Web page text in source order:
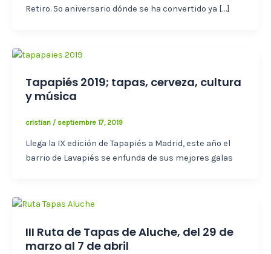
Retiro. 5º aniversario dónde se ha convertido ya […]
Tapapiés 2019; tapas, cerveza, cultura
y música
cristian / septiembre 17, 2019
Llega la IX edición de Tapapiés a Madrid, este año el
barrio de Lavapiés se enfunda de sus mejores galas
III Ruta de Tapas de Aluche, del 29 de
marzo al 7 de abril